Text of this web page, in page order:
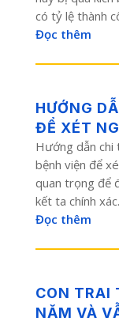
có tỷ lệ thành
Đọc thêm
HƯỚNG
ĐỂ XÉT
Hướng dẫn chi
bệnh viện để
quan trọng để
kết ta chính xác.
Đọc thêm
CON TRAI
NĂM VÀ